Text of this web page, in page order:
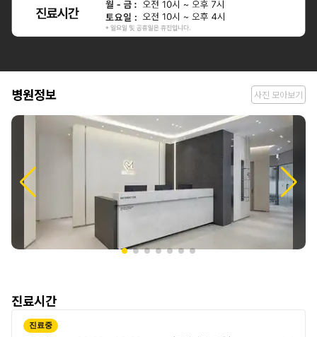
병
원
병원정보 사진 모아보기
진료시간
진료중